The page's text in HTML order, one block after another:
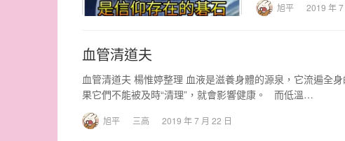
旭平 2019 年 7
血管清道夫
血管清道夫 楊惟婷整理 血液是滋養身體的源泉，它流遍全
果它們不能被及時“清理”，就會影響健康。 而低溫…
旭平 三高 2019 年 7 月 22 日